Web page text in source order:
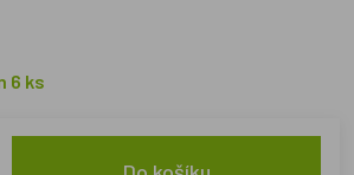
6 ks